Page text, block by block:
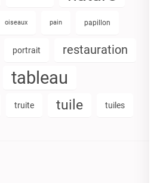
oiseaux pain papillon
portrait restauration
tableau
truite tuile tuiles